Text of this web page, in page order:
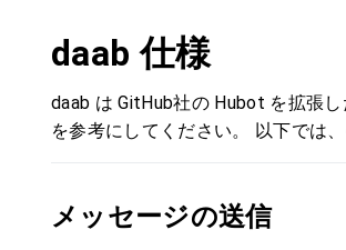
daab 仕様
daab は GitHub社の Hubot を拡張
を参考にしてください。 以下では
メッセージの送信